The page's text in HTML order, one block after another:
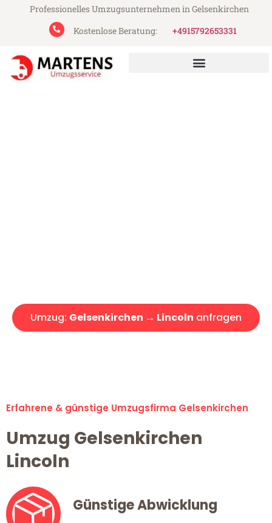
Professionelles Umzugsunternehmen in Gelsenkirchen
Kostenlose Beratung:
+4915792653331
Umzug: Gelsenkirchen → Lincoln anfragen
Erfahrene & günstige Umzugsfirma Gelsenkirchen
Umzug Gelsenkirchen
Lincoln
Günstige Abwicklung